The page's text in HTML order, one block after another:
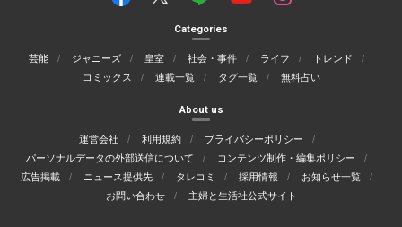
Categories
芸能 ジャニーズ 皇室 社会・事件 ライフ
トレンド
コミックス
連載一覧 タグ一覧 無料占い
About us
運営会社 利用規約
プライバシーポリシー
パーソナルデータの外部送信について
コンテンツ制作・編集ポリシー
広告掲載
ニュース提供先 タレコミ 採用情報
お知らせ一覧
お問い合わせ
主婦と生活社公式サイト